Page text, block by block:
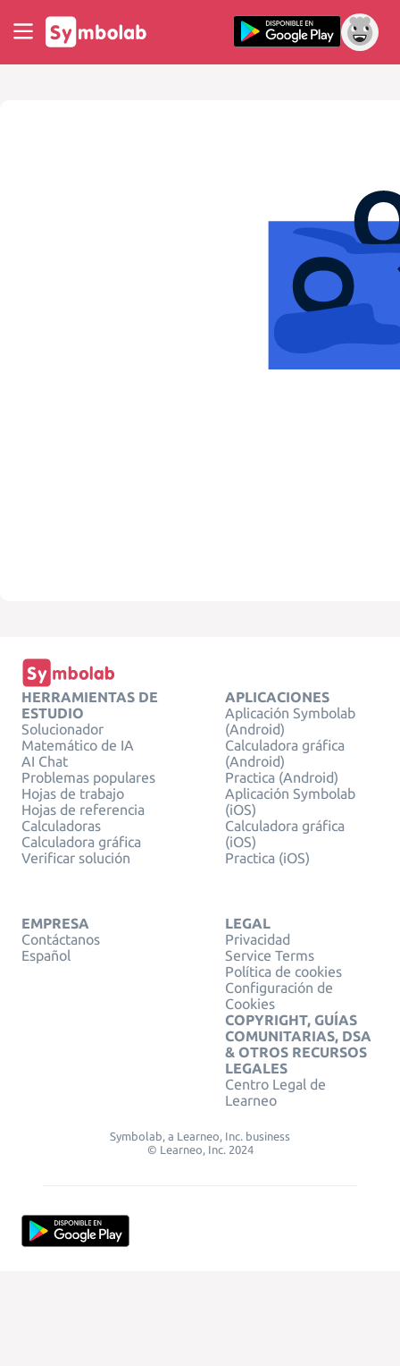
HERRAMIENTAS DE
ESTUDIO
Solucionador
Matemático de IA
AI Chat
Problemas populares
Hojas de trabajo
Hojas de referencia
Calculadoras
Calculadora gráfica
Verificar solución
APLICACIONES
Aplicación Symbolab
(Android)
Calculadora gráfica
(Android)
Practica (Android)
Aplicación Symbolab
(iOS)
Calculadora gráfica
(iOS)
Practica (iOS)
EMPRESA
Contáctanos
Español
LEGAL
Privacidad
Service Terms
Política de cookies
Configuración de
Cookies
COPYRIGHT, GUÍAS
COMUNITARIAS, DSA
& OTROS RECURSOS
LEGALES
Centro Legal de
Learneo
Symbolab, a Learneo, Inc. business
© Learneo, Inc. 2024